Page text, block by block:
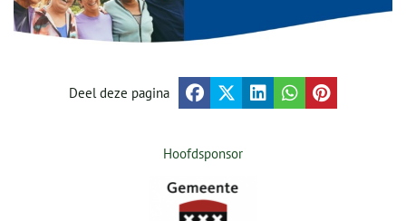
Deel deze pagina
Hoofdsponsor